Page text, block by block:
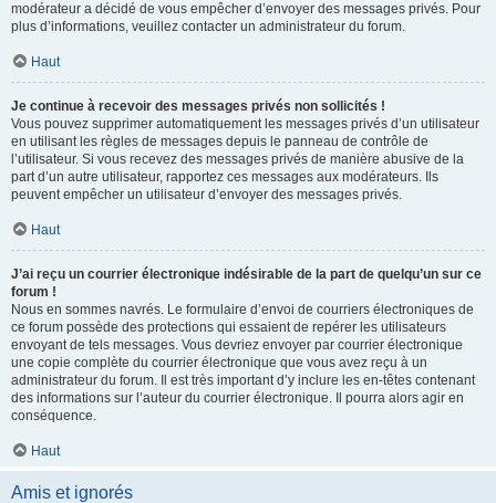
modérateur a décidé de vous empêcher d’envoyer des messages privés. Pour
plus d’informations, veuillez contacter un administrateur du forum.
Haut
Je continue à recevoir des messages privés non sollicités !
Vous pouvez supprimer automatiquement les messages privés d’un utilisateur
en utilisant les règles de messages depuis le panneau de contrôle de
l’utilisateur. Si vous recevez des messages privés de manière abusive de la
part d’un autre utilisateur, rapportez ces messages aux modérateurs. Ils
peuvent empêcher un utilisateur d’envoyer des messages privés.
Haut
J’ai reçu un courrier électronique indésirable de la part de quelqu’un sur ce
forum !
Nous en sommes navrés. Le formulaire d’envoi de courriers électroniques de
ce forum possède des protections qui essaient de repérer les utilisateurs
envoyant de tels messages. Vous devriez envoyer par courrier électronique
une copie complète du courrier électronique que vous avez reçu à un
administrateur du forum. Il est très important d’y inclure les en-têtes contenant
des informations sur l’auteur du courrier électronique. Il pourra alors agir en
conséquence.
Haut
Amis et ignorés